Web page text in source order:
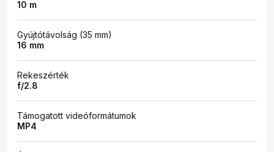
10 m
Gyújtótávolság (35 mm)
16 mm
Rekeszérték
f/2.8
Támogatott videóformátumok
MP4